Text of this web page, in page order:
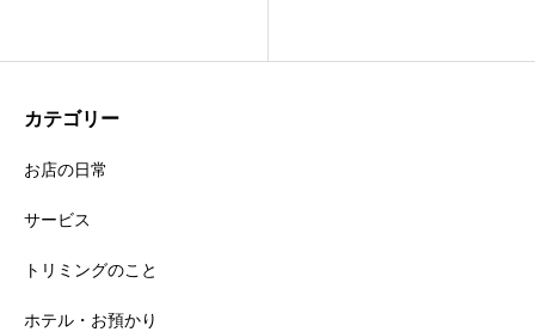
カテゴリー
お店の日常
サービス
トリミングのこと
ホテル・お預かり